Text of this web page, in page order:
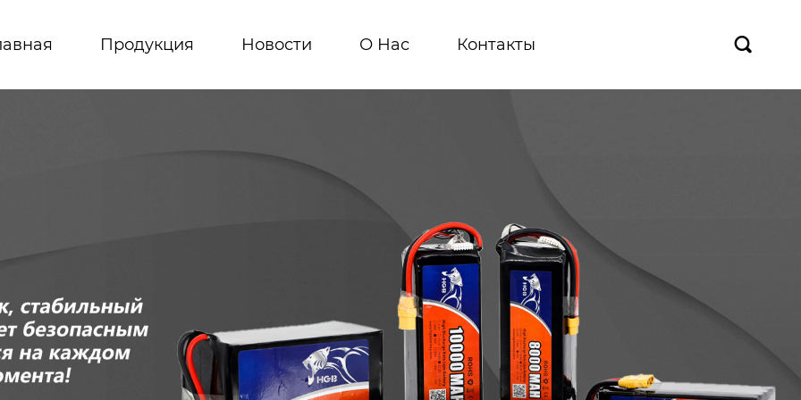
Продукция Новости О Нас Контакты 